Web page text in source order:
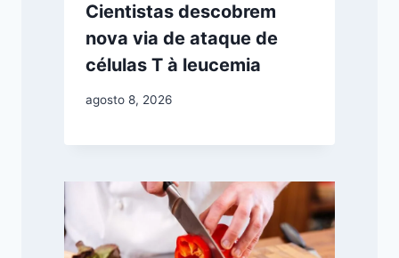
Cientistas descobrem
nova via de ataque de
células T à leucemia
agosto 8, 2026